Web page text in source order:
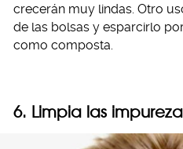
crecerán muy lindas. Otro
de las bolsas y esparcirlo
como composta.
6. Limpia las